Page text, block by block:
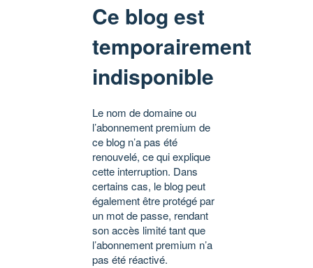
Ce blog est
temporairement
indisponible
Le nom de domaine ou
l’abonnement premium de
ce blog n’a pas été
renouvelé, ce qui explique
cette interruption. Dans
certains cas, le blog peut
également être protégé par
un mot de passe, rendant
son accès limité tant que
l’abonnement premium n’a
pas été réactivé.